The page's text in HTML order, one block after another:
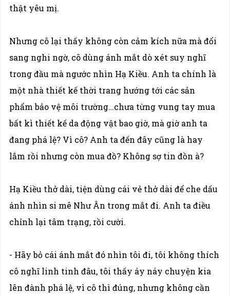
thật yêu mị.
Nhưng cô lại thấy không còn cảm kích nữa mà đổi
sang nghi ngờ, cô dùng ánh mắt dò xét suy nghĩ
trong đầu mà ngước nhìn Hạ Kiều. Anh ta chính là
một nhà thiết kế thời trang hướng tới các sản
phẩm bảo vệ môi trường…chưa từng vung tay mua
bất kì thiết kế da động vật bao giờ, mà giờ anh ta
đang phá lệ? Vì cô? Anh ta đến đây cũng là hay
lắm rồi nhưng còn mua đồ? Không sợ tin đồn à?
Hạ Kiều thở dài, tiện dùng cái vẻ thở dài để che dấu
ánh nhìn si mê Như Ân trong mắt đi. Anh ta điều
chỉnh lại tâm trạng, rồi cười.
- Hãy bỏ cái ánh mắt đó nhìn tôi đi, tôi không thích
cô nghĩ linh tinh đâu, tôi thấy áy náy chuyện kia
lên đành phá lệ, vì cô thì đúng, nhưng không cần